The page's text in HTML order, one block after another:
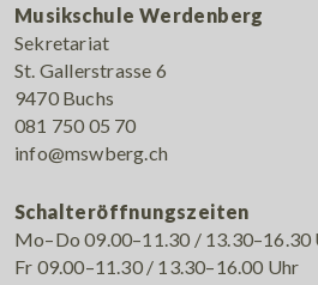
Musikschule Werdenberg
Sekretariat
St. Gallerstrasse 6
9470 Buchs
081 750 05 70
info@mswberg.ch
Schalteröffnungszeiten
Mo–Do 09.00–11.30 / 13.30–16.30
Fr 09.00–11.30 / 13.30–16.00 Uhr